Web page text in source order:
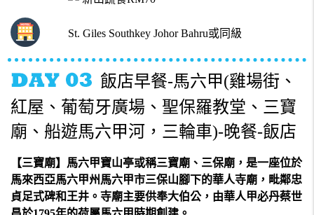
St. Giles Southkey Johor Bahru或同級
飯店早餐-馬六甲(雞場街、
紅屋、葡萄牙廣場、聖保羅教堂、三寶
廟、船遊馬六甲河，三輪車)-晚餐-飯店
【三寶廟】馬六甲寶山亭或稱三寶廟、三保廟，是一座位於
馬來西亞馬六甲州馬六甲市三保山腳下的華人寺廟，毗鄰忠
貞足式碑和王井。寺廟主要供奉大伯公，由華人甲必丹蔡世